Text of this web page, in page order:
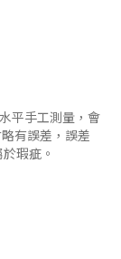
平手工測量，會
有誤差，誤差
瑕疵。